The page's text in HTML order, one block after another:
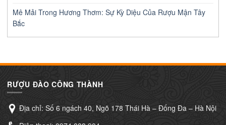
Mê Mải Trong Hương Thơm: Sự Kỳ Diệu Của Rượu Mận Tây
Bắc
RƯỢU ĐÀO CÔNG THÀNH
Địa chỉ: Số 6 ngách 40, Ngõ 178 Thái Hà – Đống Đa – Hà Nội